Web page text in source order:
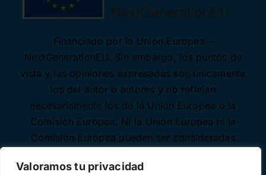
Valoramos tu privacidad
Financiado por la Unión Europea –
NextGenerationEU. Sin embargo, los puntos de
vista y las opiniones expresadas son únicamente
los del autor o autores y no reflejan
necesariamente los de la Unión Europea o la
Comisión Europea. Ni la Unión Europea ni la
Comisión Europea pueden ser consideradas